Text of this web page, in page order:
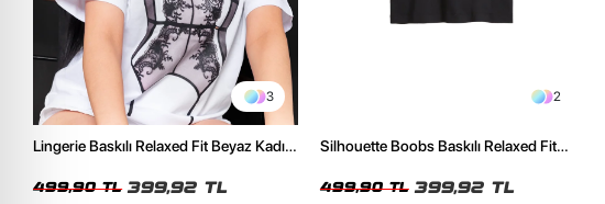
3
Lingerie Baskılı Relaxed Fit Beyaz Kadın
499,90 TL 399,92 TL
2
Silhouette Boobs Baskılı Relaxed Fit
499,90 TL 399,92 TL